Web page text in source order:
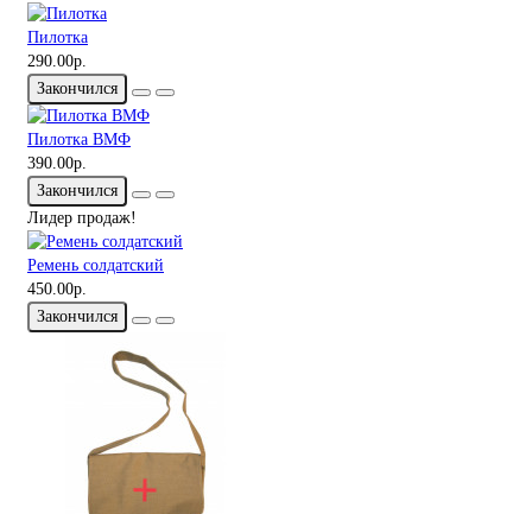
Пилотка
290.00р.
Закончился
Пилотка ВМФ
390.00р.
Закончился
Лидер продаж!
Ремень солдатский
450.00р.
Закончился